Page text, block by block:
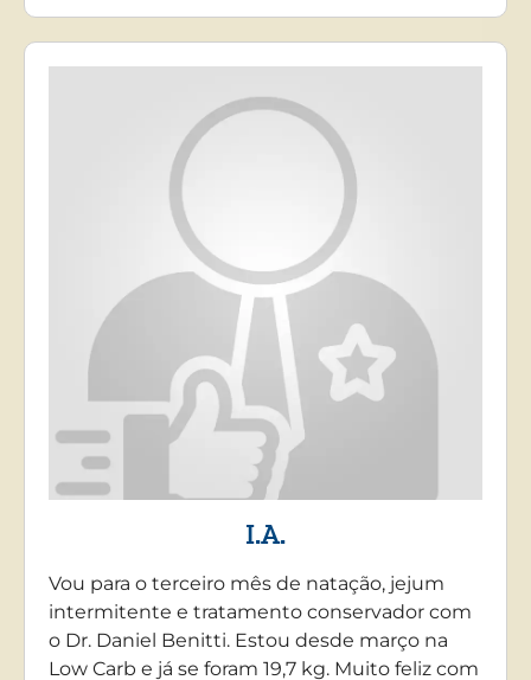
I.A.
Vou para o terceiro mês de natação, jejum
intermitente e tratamento conservador com
o Dr. Daniel Benitti. Estou desde março na
Low Carb e já se foram 19,7 kg. Muito feliz com